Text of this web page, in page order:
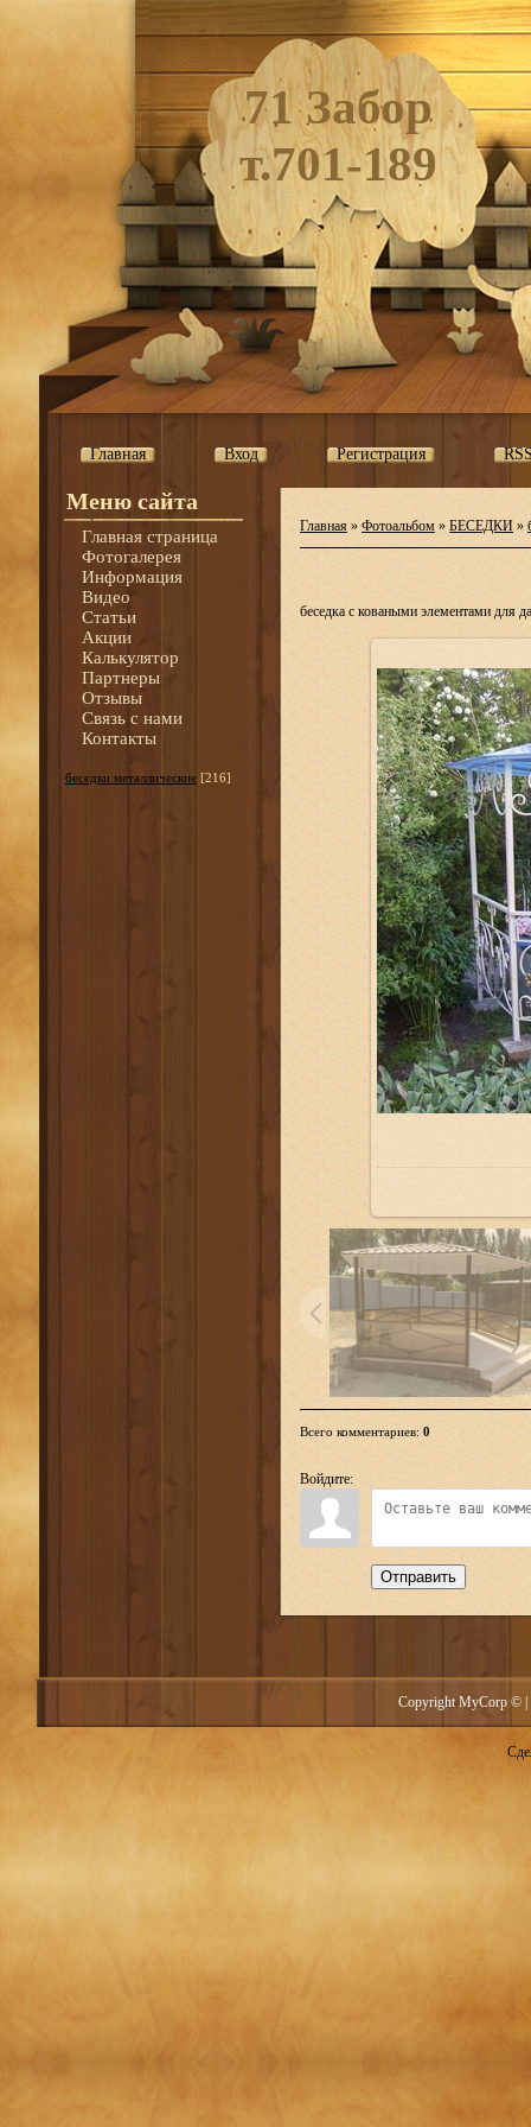
71 Забор
т.701-189
Главная Вход Регистрация
Меню сайта
Главная страница
Фотогалерея
Информация
Видео
Статьи
Акции
Калькулятор
Партнеры
Отзывы
Связь с нами
Контакты
беседки металлические [216]
Главная » Фотоальбом » БЕСЕДКИ »
беседка с коваными элементами для
Всего комментариев: 0
Войдите:
Отправить
Copyright MyCorp © |